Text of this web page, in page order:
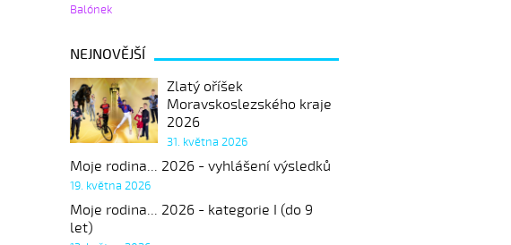
Balónek
NEJNOVĚJŠÍ
Zlatý oříšek
Moravskoslezského kraje
2026
31. května 2026
Moje rodina... 2026 - vyhlášení výsledků
19. května 2026
Moje rodina... 2026 - kategorie I (do 9
let)